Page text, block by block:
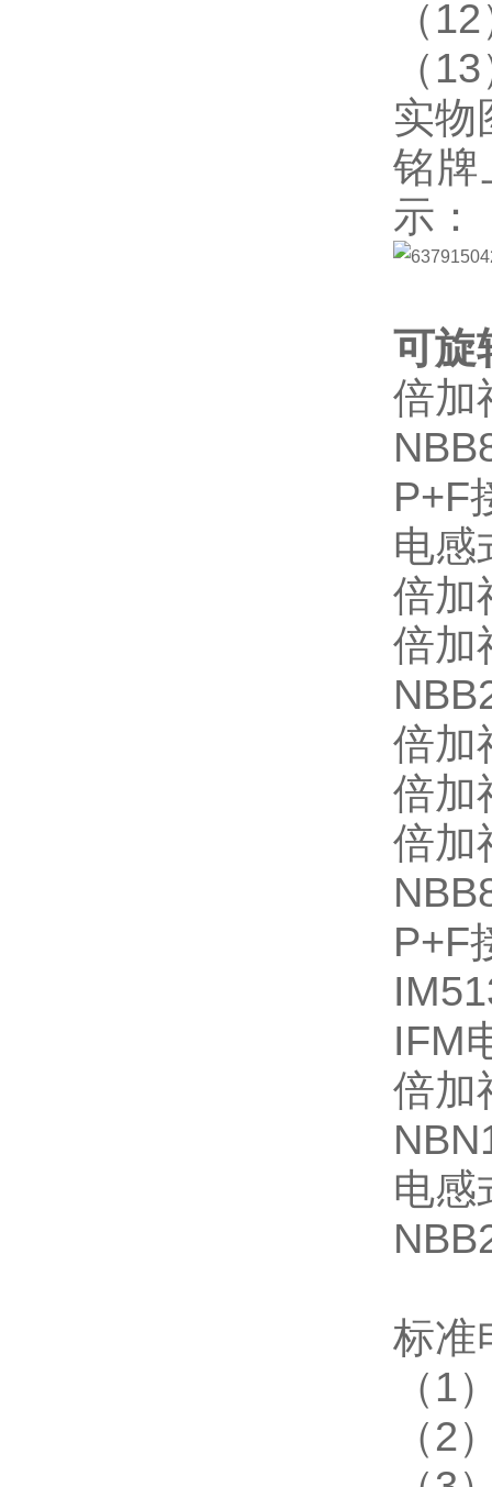
（
（
实物
铭牌
示：
可旋
倍加
P+F
电感
倍加
倍加
倍加
倍加
倍加
P+F
IFM
倍加
电感
标准
（1
（2